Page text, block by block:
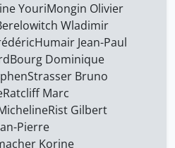
YouriMongin Olivier
Wladimir
Humair Jean-Paul
Bourg Dominique
Strasser Bruno
Ratcliff Marc
Rist Gilbert
Pierre
Korine